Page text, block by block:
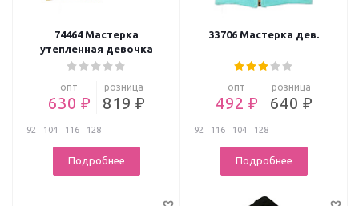
74464 Мастерка
утепленная девочка
опт
630 ₽
розница
819 ₽
92 104 116 128
Подробнее
33706 Мастерка дев.
опт
492 ₽
розница
640 ₽
92 116 104 128
Подробнее